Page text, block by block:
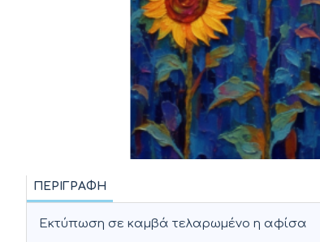
ΠΕΡΙΓΡΑΦΉ
Εκτύπωση σε καμβά τελαρωμένο η αφίσα